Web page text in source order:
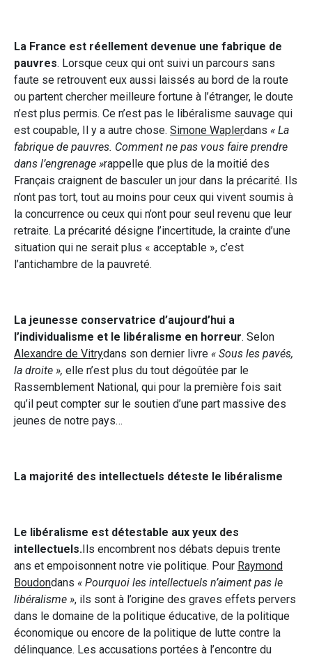
La France est réellement devenue une fabrique de
pauvres. Lorsque ceux qui ont suivi un parcours sans
faute se retrouvent eux aussi laissés au bord de la route
ou partent chercher meilleure fortune à l’étranger, le doute
n’est plus permis. Ce n’est pas le libéralisme sauvage qui
est coupable, Il y a autre chose. Simone Waplerdans « La
fabrique de pauvres. Comment ne pas vous faire prendre
dans l’engrenage »rappelle que plus de la moitié des
Français craignent de basculer un jour dans la précarité. Ils
n’ont pas tort, tout au moins pour ceux qui vivent soumis à
la concurrence ou ceux qui n’ont pour seul revenu que leur
retraite. La précarité désigne l’incertitude, la crainte d’une
situation qui ne serait plus « acceptable », c’est
l’antichambre de la pauvreté.
La jeunesse conservatrice d’aujourd’hui a
l’individualisme et le libéralisme en horreur. Selon
Alexandre de Vitrydans son dernier livre « Sous les pavés,
la droite », elle n’est plus du tout dégoûtée par le
Rassemblement National, qui pour la première fois sait
qu’il peut compter sur le soutien d’une part massive des
jeunes de notre pays…
La majorité des intellectuels déteste le libéralisme
Le libéralisme est détestable aux yeux des
intellectuels.Ils encombrent nos débats depuis trente
ans et empoisonnent notre vie politique. Pour Raymond
Boudondans « Pourquoi les intellectuels n’aiment pas le
libéralisme », ils sont à l’origine des graves effets pervers
dans le domaine de la politique éducative, de la politique
économique ou encore de la politique de lutte contre la
délinquance. Les accusations portées à l’encontre du